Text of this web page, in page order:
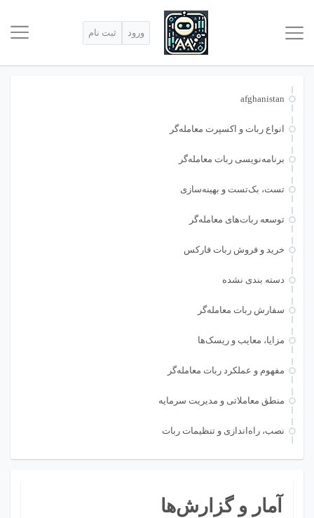
ورود ثبت نام
afghanistan
انواع ربات و اکسپرت معامله‌گر
برنامه‌نویسی ربات معامله‌گر
تست، بک‌تست و بهینه‌سازی
توسعه ربات‌های معامله‌گر
خرید و فروش ربات فارکس
دسته بندی نشده
سفارش ربات معامله‌گر
مزایا، معایب و ریسک‌ها
مفهوم و عملکرد ربات معامله‌گر
منطق معاملاتی و مدیریت سرمایه
نصب، راه‌اندازی و تنظیمات ربات
آمار و گزارش‌ها